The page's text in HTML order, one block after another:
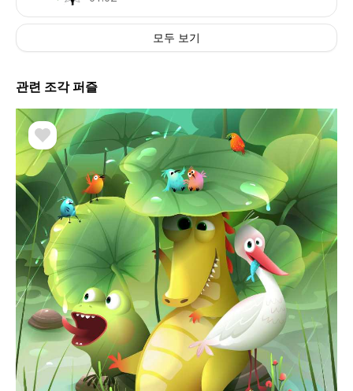
모두 보기
관련 조각 퍼즐